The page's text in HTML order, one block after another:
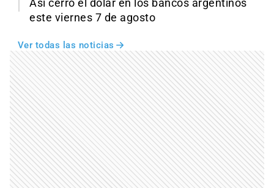
Así cerró el dólar en los bancos argentinos
este viernes 7 de agosto
Ver todas las noticias